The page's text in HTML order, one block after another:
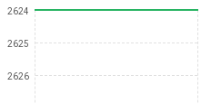
2624
2625
2626